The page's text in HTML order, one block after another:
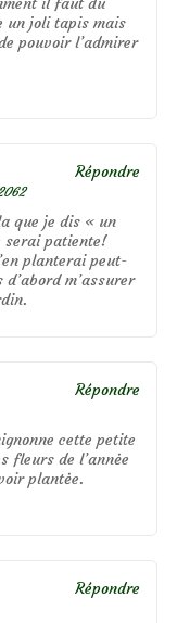
un joli tapis mais
pouvoir l’admirer
que je dis « un
patiente!
planterai peut-
m’assurer
Répondre
cette petite
fleurs de l’annėe
plantėe.
Répondre
Répondre